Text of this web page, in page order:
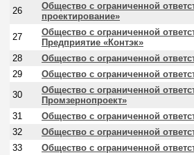
26
Общество с ограниченной
проектирование»
27
Общество с ограниченной
Предприятие «Контэк»
28
Общество с ограниченной
29
Общество с ограниченной
30
Общество с ограниченной
Промзернопроект»
31
Общество с ограниченной
32
Общество с ограниченной
33
Общество с ограниченной